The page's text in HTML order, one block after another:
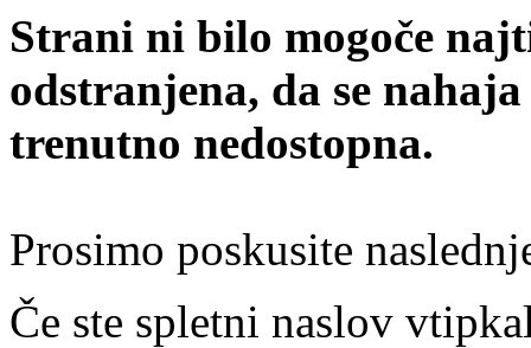
Strani ni bilo mogoče
odstranjena, da se
trenutno nedostopna.
Prosimo poskusite
Če ste spletni naslov